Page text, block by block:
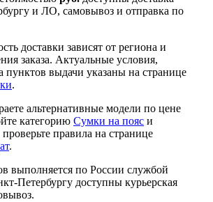
и ЛО, самовывоз и отправка по
доставки зависят от региона и
заказа. Актуальные условия,
пунктов выдачи указаны на странице
.
альтернативные модели по цене
категорию Сумки на пояс и
правила на странице
.
выполняется по России службой
Петербургу доступны курьерская